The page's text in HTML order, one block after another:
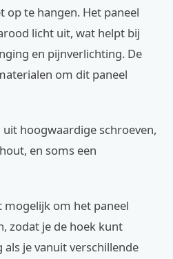
op te hangen. Het paneel
licht uit, wat helpt bij
en pijnverlichting. De
om dit paneel
hoogwaardige schroeven,
en soms een
mogelijk om het paneel
zodat je de hoek kunt
je vanuit verschillende